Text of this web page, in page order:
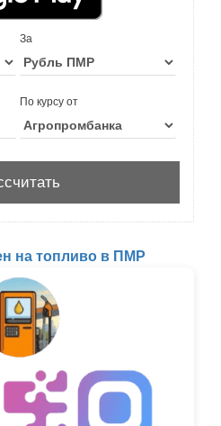
За
По курсу от
на топливо в ПМР